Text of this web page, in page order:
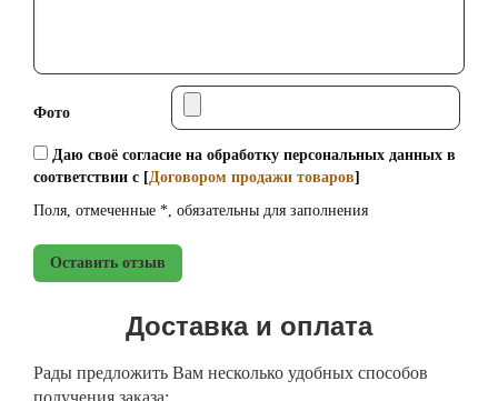
Фото
Даю своё согласие на обработку персональных данных в
соответствии с [Договором продажи товаров]
Поля, отмеченные *, обязательны для заполнения
Оставить отзыв
Доставка и оплата
Рады предложить Вам несколько удобных способов